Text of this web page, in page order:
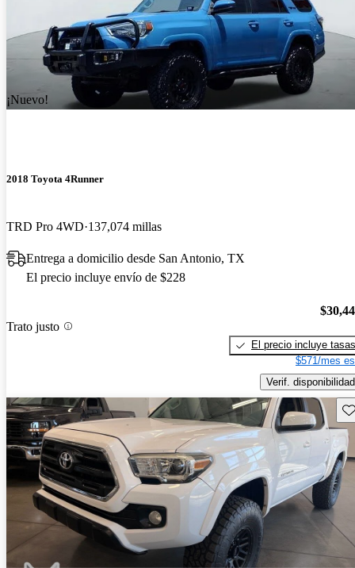
¡Nuevo!
2018 Toyota 4Runner
TRD Pro 4WD 137,074 millas
Entrega a domicilio desde San Antonio, TX
El precio incluye envío de $228
Trato justo
El precio incluye tasas
$571/mes
Verif. disponibilidad